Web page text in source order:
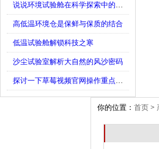
说说环境试验舱在科学探索中的作用
高低温环境仓是保鲜与保质的结合
低温试验舱解锁科技之寒
沙尘试验室解析大自然的风沙密码
探讨一下草莓视频官网操作重点是什么
你的位置： 首页 >